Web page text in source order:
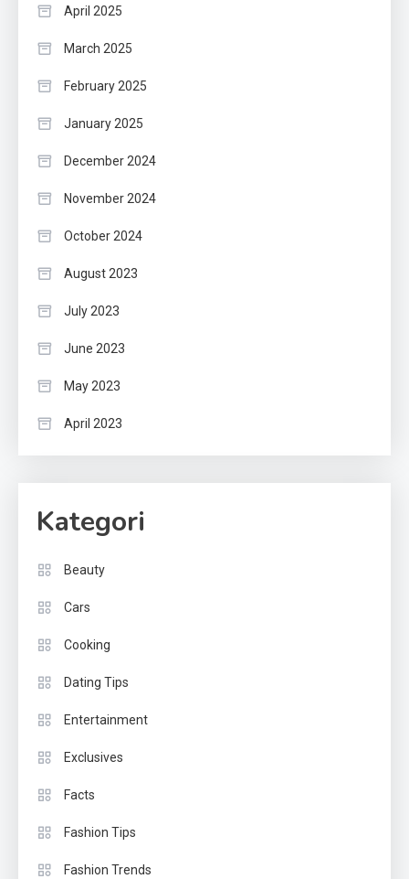
April 2025
March 2025
February 2025
January 2025
December 2024
November 2024
October 2024
August 2023
July 2023
June 2023
May 2023
April 2023
Kategori
Beauty
Cars
Cooking
Dating Tips
Entertainment
Exclusives
Facts
Fashion Tips
Fashion Trends